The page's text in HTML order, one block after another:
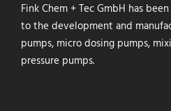
Fink Chem + Tec GmbH has
to the development and
pumps, micro dosing pumps,
pressure pumps.